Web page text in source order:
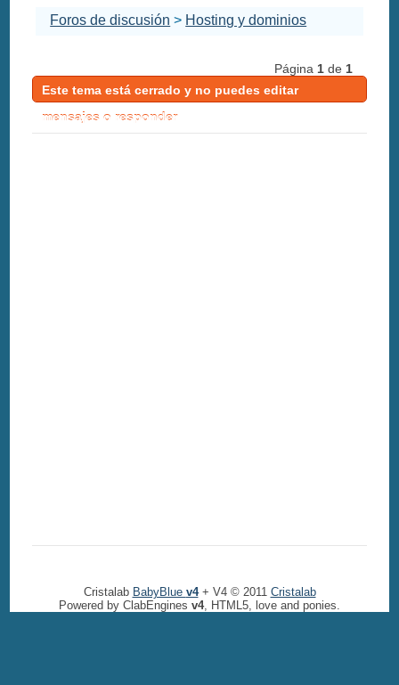
Foros de discusión > Hosting y dominios
Página 1de 1
Este tema está cerrado y no puedes editar
mensajes o responder
Cristalab BabyBlue v4+ V4 © 2011 Cristalab
Powered by ClabEngines v4, HTML5, love and ponies.